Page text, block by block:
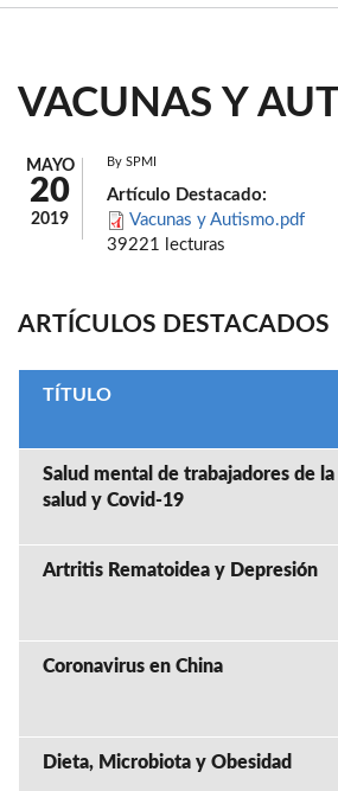
VACUNAS Y
MAYO
20
2019
By SPMI
Artículo Destacado:
Vacunas y Autismo.pdf
39221 lecturas
ARTÍCULOS DESTACADOS
TÍTULO
Salud mental de trabajadores de la
salud y Covid-19
Artritis Rematoidea y Depresión
Coronavirus en China
Dieta, Microbiota y Obesidad